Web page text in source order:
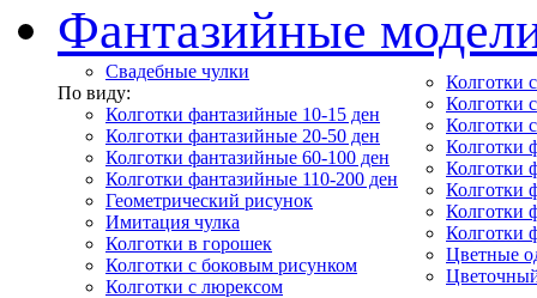
Фантазийные
Свадебные чулки
По виду:
Колготки фантазийные 10-15 ден
Колготки фантазийные 20-50 ден
Колготки фантазийные 60-100 ден
Колготки фантазийные 110-200 ден
Геометрический рисунок
Имитация чулка
Колготки в горошек
Колготки с боковым рисунком
Колготки с люрексом
Колготки
Колготки
Колготки
Колготки
Колготки
Колготки
Колготки
Колготки
Цветные